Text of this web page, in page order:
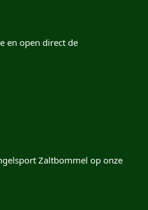
en open direct de
Zaltbommel op onze